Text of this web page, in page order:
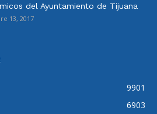
del Ayuntamiento de Tijuana
13, 2017
9901
6903